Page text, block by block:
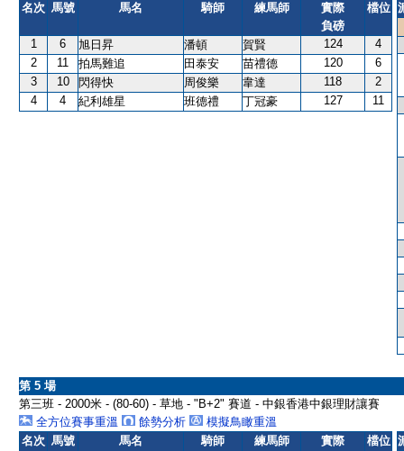
名次 馬號 馬名 騎師 練馬師
實際
負磅
檔位
1 6 旭日昇 潘頓 賀賢 124
4
2
11 拍馬難追 田泰安 苗禮德 120
6
3
10 閃得快 周俊樂 韋達 118
2
4
4 紀利雄星 班德禮 丁冠豪 127 11
第 5 場
第三班 - 2000米 - (80-60) - 草地 - "B+2" 賽道 - 中銀香港中銀理財讓賽
全方位賽事重溫
餘勢分析
模擬鳥瞰重溫
名次 馬號 馬名 騎師 練馬師
實際
檔位